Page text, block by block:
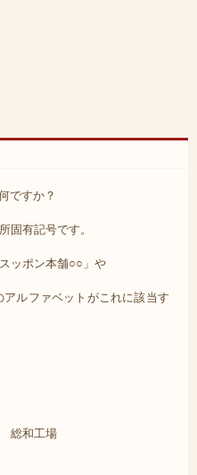
ですか？
固有記号です。
ッポン本舗○○」や
ルファベットがこれに該当す
総和工場